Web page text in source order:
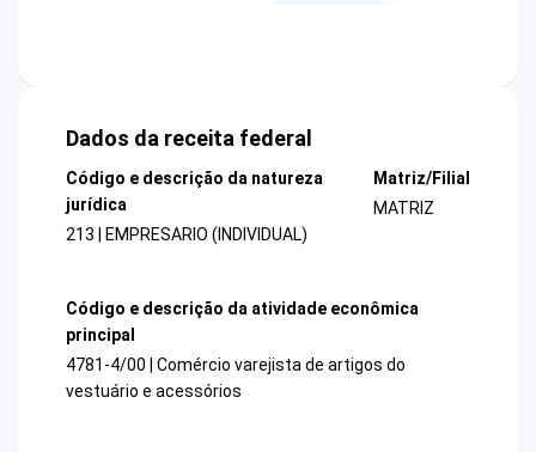
Dados da receita federal
Código e descrição da natureza
jurídica
213 | EMPRESARIO (INDIVIDUAL)
Matriz/Filial
MATRIZ
Código e descrição da atividade econômica
principal
4781-4/00 | Comércio varejista de artigos do
vestuário e acessórios